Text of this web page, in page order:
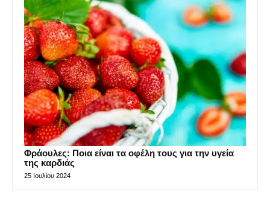
Φράουλες: Ποια είναι τα οφέλη τους για την υγεία
της καρδιάς
25 Ιουλίου 2024